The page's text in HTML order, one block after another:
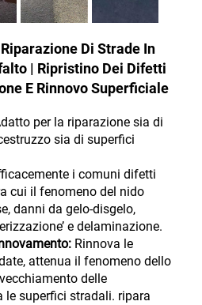
Di Strade In
| Ripristino Dei Difetti
E Rinnovo Superficiale
per la riparazione sia di
sia di superfici
i comuni difetti
cui il fenomeno del nido
danni da gelo-disgelo,
e delaminazione.
Rinnova le
attenua il fenomeno dello
delle
le superfici stradali. ripara